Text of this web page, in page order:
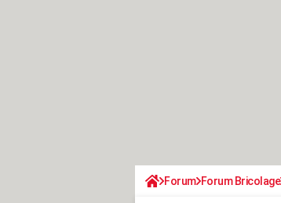
Forum Forum Bricolage